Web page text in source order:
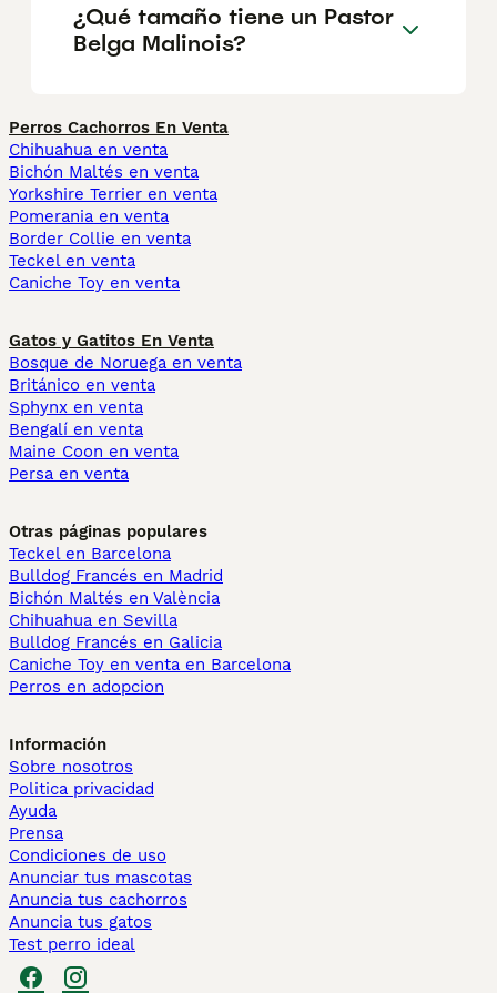
¿Qué tamaño tiene un Pastor
Belga Malinois?
Perros Cachorros En Venta
Chihuahua en venta
Bichón Maltés en venta
Yorkshire Terrier en venta
Pomerania en venta
Border Collie en venta
Teckel en venta
Caniche Toy en venta
Gatos y Gatitos En Venta
Bosque de Noruega en venta
Británico en venta
Sphynx en venta
Bengalí en venta
Maine Coon en venta
Persa en venta
Otras páginas populares
Teckel en Barcelona
Bulldog Francés en Madrid
Bichón Maltés en València
Chihuahua en Sevilla
Bulldog Francés en Galicia
Caniche Toy en venta en Barcelona
Perros en adopcion
Información
Sobre nosotros
Politica privacidad
Ayuda
Prensa
Condiciones de uso
Anunciar tus mascotas
Anuncia tus cachorros
Anuncia tus gatos
Test perro ideal